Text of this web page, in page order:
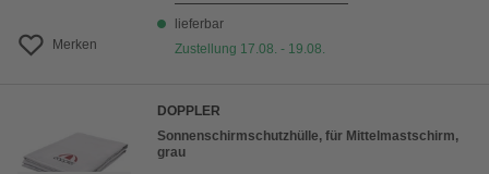
Merken
lieferbar
Zustellung 17.08. - 19.08.
DOPPLER
Sonnenschirmschutzhülle, für Mittelmastschirm,
grau